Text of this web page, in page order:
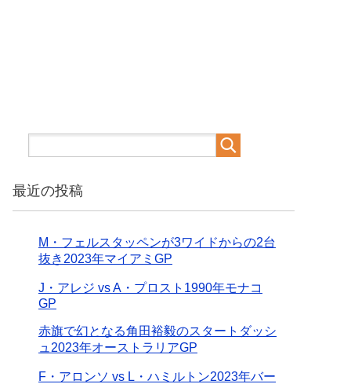
最近の投稿
M・フェルスタッペンが3ワイドからの2台
抜き2023年マイアミGP
J・アレジ vs A・プロスト1990年モナコ
GP
赤旗で幻となる角田裕毅のスタートダッシ
ュ2023年オーストラリアGP
F・アロンソ vs L・ハミルトン2023年バー